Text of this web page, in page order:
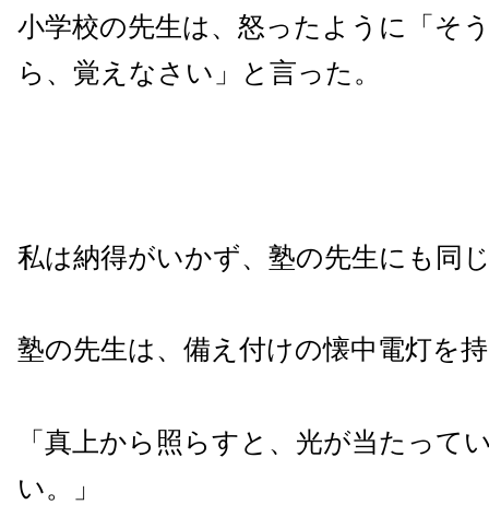
小学校の先生は、怒ったように「そ
ら、覚えなさい」と言った。
私は納得がいかず、塾の先生にも同
塾の先生は、備え付けの懐中電灯を
「真上から照らすと、光が当たって
い。」